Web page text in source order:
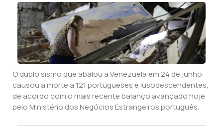
O duplo sismo que abalou a Venezuela em 24 de junho
causou a morte a 121 portugueses e lusodescendentes,
de acordo com o mais recente balanço avançado hoje
pelo Ministério dos Negócios Estrangeiros português.